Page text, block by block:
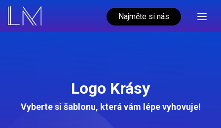
Najměte si nás
Logo Krásy
Vyberte si šablonu, která vám lépe vyhovuje!